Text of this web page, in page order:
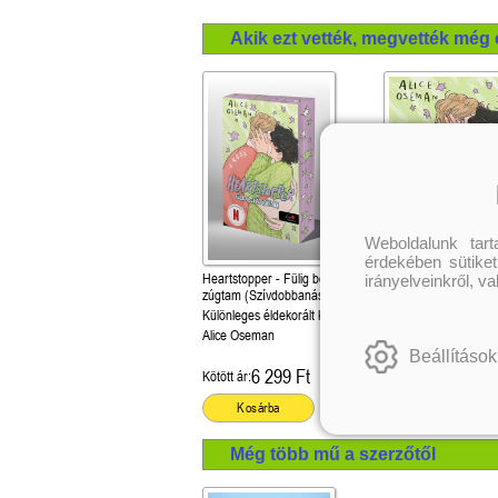
–
Akik ezt vették, megvették még
Heartstopper - Fülig beléd
zúgtam (Szívdobbanás 6.)
Különleges éldekorált kiadás!
Alice Oseman
Kötött ár:6 299 Ft
Kosárba
Heartstopper - Fülig
zúgtam (
Kötött ár:
Még több mű a szerzőtől
Weboldalunk
érdekében
irányelveinkről,
Beállítások